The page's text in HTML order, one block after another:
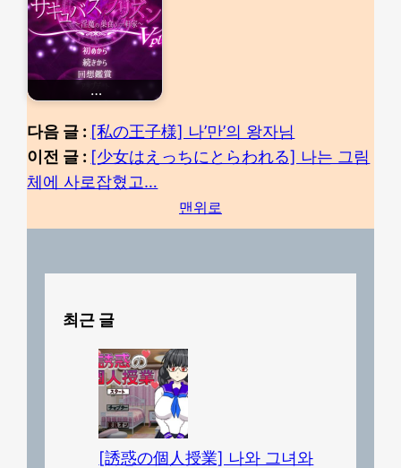
…
다음 글 : [私の王子様] 나’만’의 왕자님
이전 글 : [少女はえっちにとらわれる] 나는 그림
체에 사로잡혔고…
맨위로
최근 글
[誘惑の個人授業] 나와 그녀와